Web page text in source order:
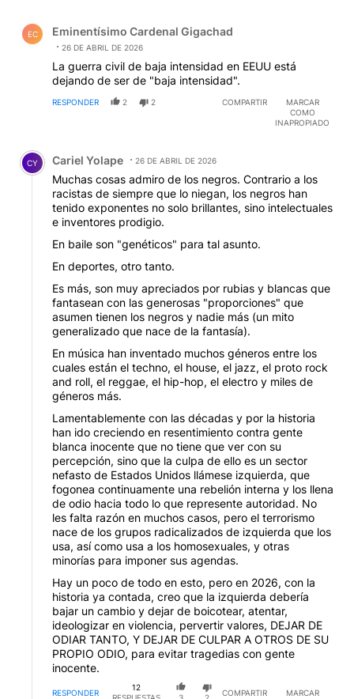
EC Eminentísimo Cardenal Gigachad
26 DE ABRIL DE 2026
La guerra civil de baja intensidad en EEUU está
dejando de ser de "baja intensidad".
RESPONDER 2 2 COMPARTIR
MARCAR
COMO
INAPROPIADO
Comentario de Cariel Yolape.
CY Cariel Yolape 26 DE ABRIL DE 2026
Muchas cosas admiro de los negros. Contrario a los
racistas de siempre que lo niegan, los negros han
tenido exponentes no solo brillantes, sino intelectuales
e inventores prodigio.
En baile son "genéticos" para tal asunto.
En deportes, otro tanto.
Es más, son muy apreciados por rubias y blancas que
fantasean con las generosas "proporciones" que
asumen tienen los negros y nadie más (un mito
generalizado que nace de la fantasía).
En música han inventado muchos géneros entre los
cuales están el techno, el house, el jazz, el proto rock
and roll, el reggae, el hip-hop, el electro y miles de
géneros más.
Lamentablemente con las décadas y por la historia
han ido creciendo en resentimiento contra gente
blanca inocente que no tiene que ver con su
percepción, sino que la culpa de ello es un sector
nefasto de Estados Unidos llámese izquierda, que
fogonea continuamente una rebelión interna y los llena
de odio hacia todo lo que represente autoridad. No
les falta razón en muchos casos, pero el terrorismo
nace de los grupos radicalizados de izquierda que los
usa, así como usa a los homosexuales, y otras
minorías para imponer sus agendas.
Hay un poco de todo en esto, pero en 2026, con la
historia ya contada, creo que la izquierda debería
bajar un cambio y dejar de boicotear, atentar,
ideologizar en violencia, pervertir valores, DEJAR DE
ODIAR TANTO, Y DEJAR DE CULPAR A OTROS DE SU
PROPIO ODIO, para evitar tragedias con gente
inocente.
RESPONDER
12
COMPARTIR
MARCAR